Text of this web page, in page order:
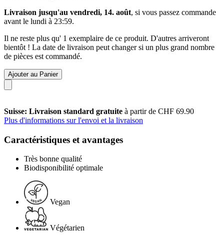
Livraison jusqu'au vendredi, 14. août, si vous passez commande
avant le lundi à 23:59.
Il ne reste plus qu' 1 exemplaire de ce produit. D'autres arriveront
bientôt ! La date de livraison peut changer si un plus grand nombre
de pièces est commandé.
Ajouter au Panier
Suisse: Livraison standard gratuite à partir de CHF 69.90
Plus d'informations sur l'envoi et la livraison
Caractéristiques et avantages
Très bonne qualité
Biodisponibilité optimale
Vegan
Végétarien